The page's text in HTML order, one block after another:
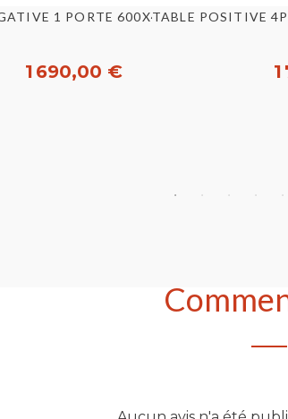
Aperçu rapide
1 PORTE 600X400 [E17129]
1 690,00 €